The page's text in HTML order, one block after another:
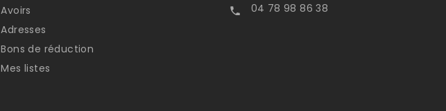
Avoirs
Adresses
Bons de réduction
Mes listes
 04 78 98 86 38